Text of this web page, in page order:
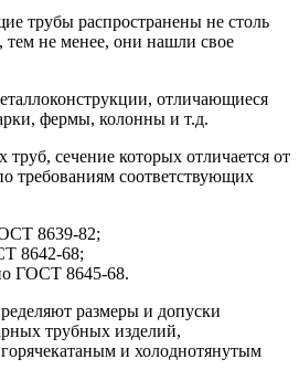
трубы распространены не столь
тем не менее, они нашли свое
отличающиеся
фермы, колонны и т.д.
сечение которых отличается от
требованиям соответствующих
8639-82;
8642-68;
ГОСТ 8645-68.
размеры и допуски
трубных изделий,
и холоднотянутым